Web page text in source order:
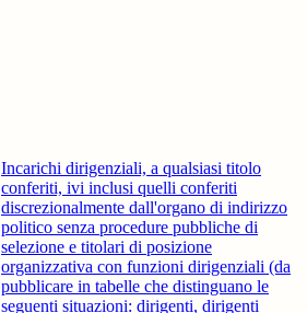
Incarichi dirigenziali, a qualsiasi titolo
conferiti, ivi inclusi quelli conferiti
discrezionalmente dall'organo di indirizzo
politico senza procedure pubbliche di
selezione e titolari di posizione
organizzativa con funzioni dirigenziali (da
pubblicare in tabelle che distinguano le
seguenti situazioni: dirigenti, dirigenti